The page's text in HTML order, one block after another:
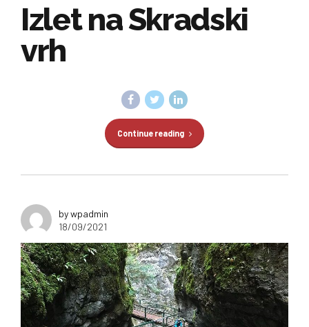
Izlet na Skradski
vrh
Continue reading
by wpadmin
18/09/2021